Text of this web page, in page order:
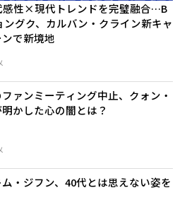
感性×現代トレンドを完璧融合…B
ングク、カルバン・クライン新キャ
で新境地
ァンミーティング中止、クォン・
かした心の闇とは？
・ジフン、40代とは思えない姿を